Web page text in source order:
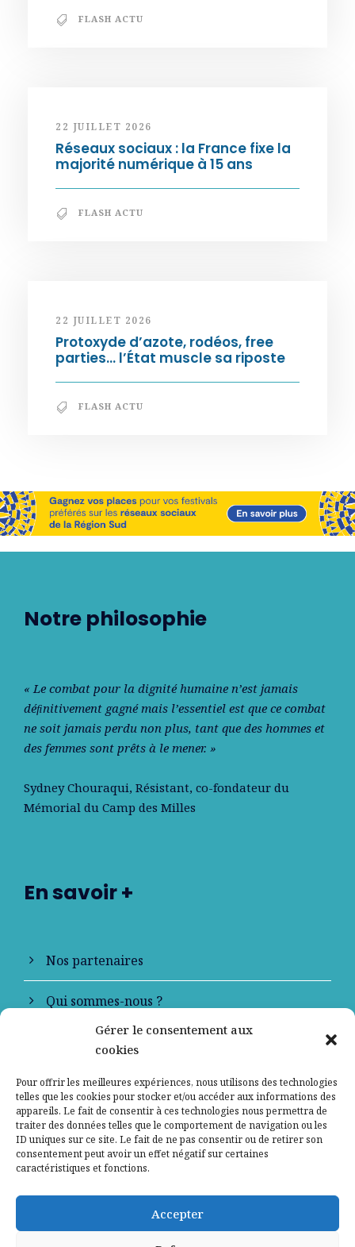
Gérer le consentement aux
cookies
Pour offrir les meilleures expériences, nous utilisons des technologies
telles que les cookies pour stocker et/ou accéder aux informations des
appareils. Le fait de consentir à ces technologies nous permettra de
traiter des données telles que le comportement de navigation ou les
ID uniques sur ce site. Le fait de ne pas consentir ou de retirer son
consentement peut avoir un effet négatif sur certaines
caractéristiques et fonctions.
Accepter
FLASH ACTU
22 JUILLET 2026
Réseaux sociaux : la France fixe la
majorité numérique à 15 ans
FLASH ACTU
22 JUILLET 2026
Protoxyde d’azote, rodéos, free
parties… l’État muscle sa riposte
FLASH ACTU
Notre philosophie
« Le combat pour la dignité humaine n’est jamais
déﬁnitivement gagné mais l’essentiel est que ce combat
ne soit jamais perdu non plus, tant que des hommes et
des femmes sont prêts à le mener. »
Sydney Chouraqui, Résistant, co-fondateur du
Mémorial du Camp des Milles
En savoir +
Nos partenaires
Qui sommes-nous ?
Contactez-nous
Mentions légales
Politique de confidentialité